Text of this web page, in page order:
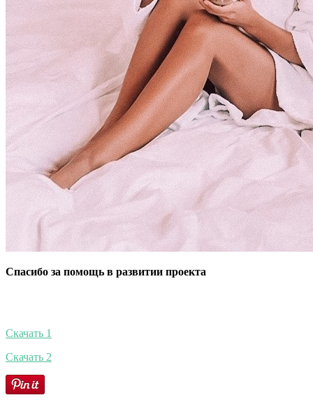
Спасибо за помощь в развитии проекта
Скачать 1
Скачать 2